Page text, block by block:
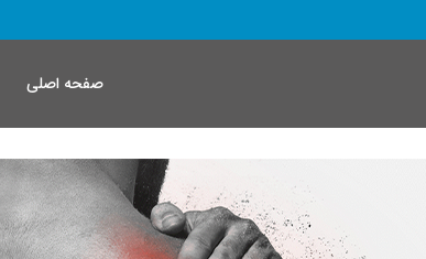
صفحه اصلی